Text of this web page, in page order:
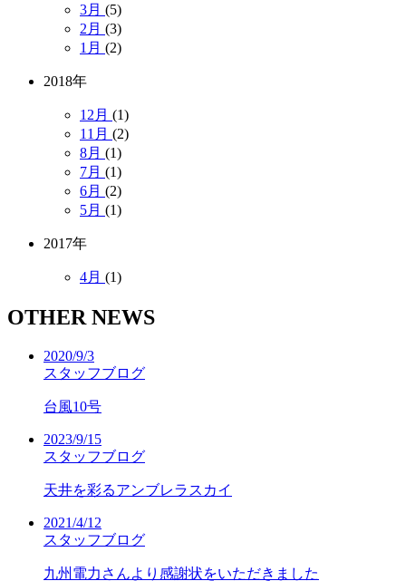
3月 (5)
2月 (3)
1月 (2)
2018年
12月 (1)
11月 (2)
8月 (1)
7月 (1)
6月 (2)
5月 (1)
2017年
4月 (1)
OTHER NEWS
2020/9/3
スタッフブログ
台風10号
2023/9/15
スタッフブログ
天井を彩るアンブレラスカイ
2021/4/12
スタッフブログ
九州電力さんより感謝状をいただきました